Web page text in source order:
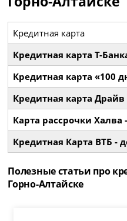
Кредитная карта
Кредитная карта Т-
Кредитная карта «100
Кредитная карта
Карта рассрочки Халва
Кредитная Карта ВТБ -
Полезные статьи про
Горно-Алтайске